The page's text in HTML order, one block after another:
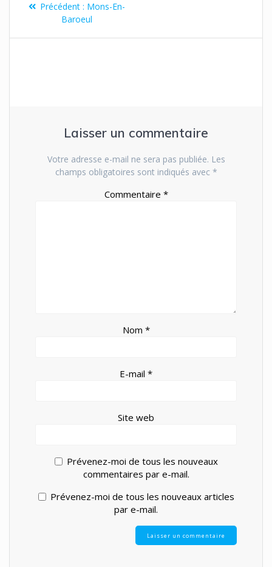
Précédent : Mons-En-
Baroeul
Laisser un commentaire
Votre adresse e-mail ne sera pas publiée. Les
champs obligatoires sont indiqués avec *
Commentaire *
Nom *
E-mail *
Site web
Prévenez-moi de tous les nouveaux
commentaires par e-mail.
Prévenez-moi de tous les nouveaux articles
par e-mail.